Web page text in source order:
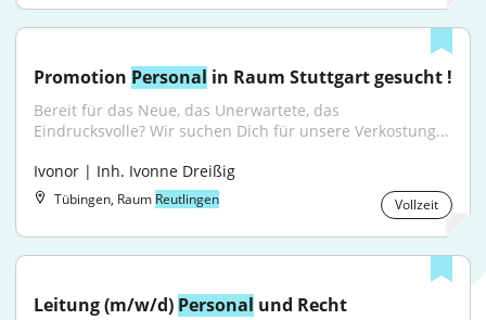
Promotion Personal in Raum Stuttgart gesucht !
Bereit für das Neue, das Unerwartete, das
Eindrucksvolle? Wir suchen Dich für unsere Verkostung...
Ivonor | Inh. Ivonne Dreißig
Tübingen, Raum Reutlingen Vollzeit
Leitung (m/w/d) Personal und Recht